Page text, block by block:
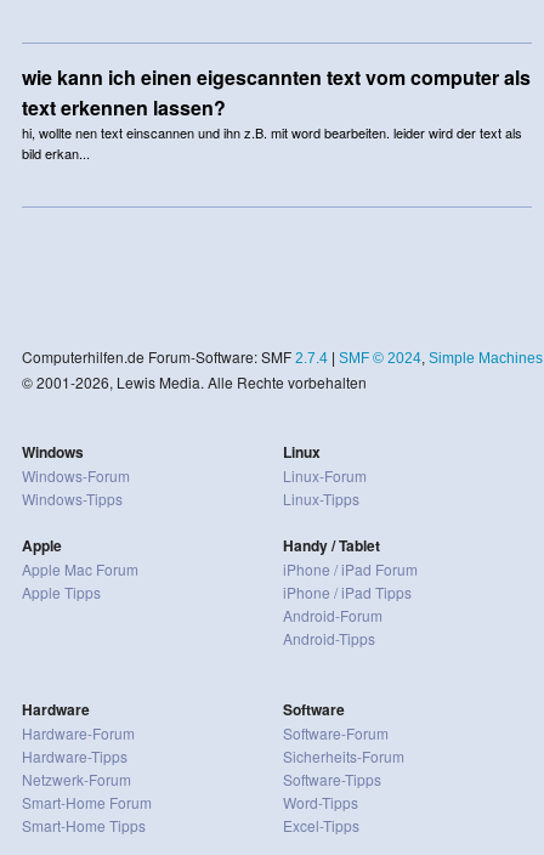
wie kann ich einen eigescannten text vom computer als
text erkennen lassen?
hi, wollte nen text einscannen und ihn z.B. mit word bearbeiten. leider wird der text als
bild erkan...
Computerhilfen.de Forum-Software: SMF 2.7.4| SMF © 2024, Simple Machines
© 2001-2026, Lewis Media. Alle Rechte vorbehalten
Windows
Windows-Forum
Windows-Tipps
Apple
Apple Mac Forum
Apple Tipps
Linux
Linux-Forum
Linux-Tipps
Handy / Tablet
iPhone / iPad Forum
iPhone / iPad Tipps
Android-Forum
Android-Tipps
Hardware
Hardware-Forum
Hardware-Tipps
Netzwerk-Forum
Smart-Home Forum
Smart-Home Tipps
Software
Software-Forum
Sicherheits-Forum
Software-Tipps
Word-Tipps
Excel-Tipps